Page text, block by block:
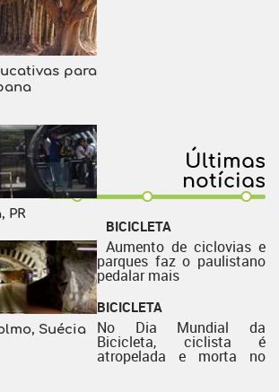
para
PR
Suécia
Últimas
notícias
BICICLETA
Aumento de ciclovias e
parques faz o paulistano
pedalar mais
BICICLETA
No Dia Mundial da
Bicicleta, ciclista é
atropelada e morta no